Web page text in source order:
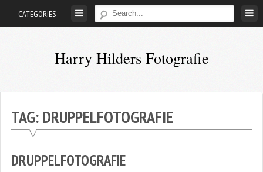
CATEGORIES
Harry Hilders Fotografie
Hilders
TAG:DRUPPELFOTOGRAFIE
DRUPPELFOTOGRAFIE